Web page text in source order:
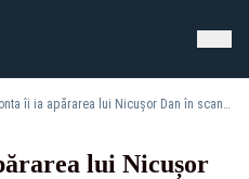
Victor Ponta îi ia apărarea lui Nicușor Dan în scandalul Veștea: „Suntem o țară de nebuni”
lui Nicușor